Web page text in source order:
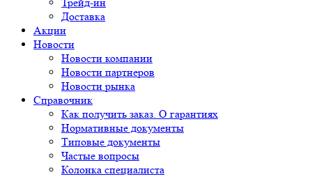
Доставка
Акции
Новости
Новости компании
Новости партнеров
Новости рынка
Справочник
Как получить заказ. О гарантиях
Нормативные документы
Типовые документы
Частые вопросы
Колонка специалиста